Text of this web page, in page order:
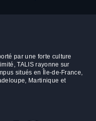
par une forte culture
TALIS rayonne sur
situés en Île-de-France,
Martinique et